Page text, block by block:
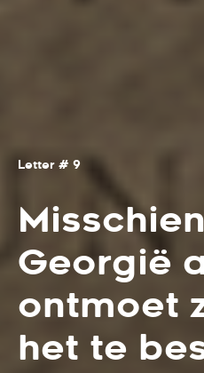
Letter # 9
Georgië
ontmoet
het te